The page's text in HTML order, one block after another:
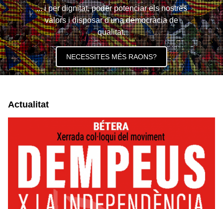
... i per dignitat, poder potenciar els nostres
valors i disposar d'una democràcia de
qualitat.
NECESSITES MÉS RAONS?
Actualitat